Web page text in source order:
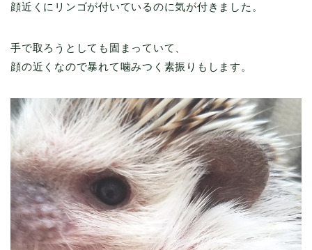
顔近くにリンゴが付いているのに気が付きました。
手で取ろうとしても固まっていて、
顔の近くなので暴れて噛みつく素振りもします。